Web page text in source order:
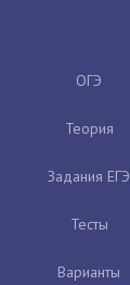
ОГЭ
Теория
Задания ЕГЭ
Тесты
Варианты